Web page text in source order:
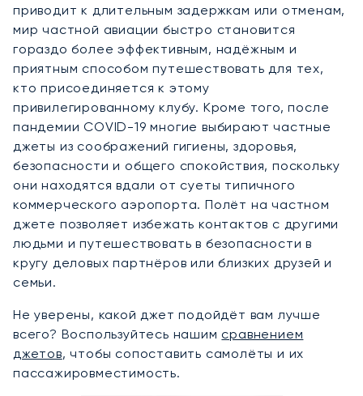
приводит к длительным задержкам или отменам,
мир частной авиации быстро становится
гораздо более эффективным, надёжным и
приятным способом путешествовать для тех,
кто присоединяется к этому
привилегированному клубу. Кроме того, после
пандемии COVID-19 многие выбирают частные
джеты из соображений гигиены, здоровья,
безопасности и общего спокойствия, поскольку
они находятся вдали от суеты типичного
коммерческого аэропорта. Полёт на частном
джете позволяет избежать контактов с другими
людьми и путешествовать в безопасности в
кругу деловых партнёров или близких друзей и
семьи.
Не уверены, какой джет подойдёт вам лучше
всего? Воспользуйтесь нашим сравнением
джетов, чтобы сопоставить самолёты и их
пассажировместимость.